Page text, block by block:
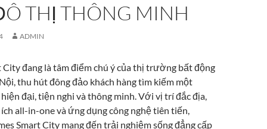
THỊ THÔNG MINH
ADMIN
City đang là tâm điểm chú ý của thị trường bất động
thu hút đông đảo khách hàng tìm kiếm một
đại, tiện nghi và thông minh. Với vị trí đắc địa,
all-in-one và ứng dụng công nghệ tiên tiến,
Smart City mang đến trải nghiệm sống đẳng cấp